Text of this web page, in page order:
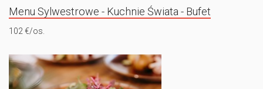
Menu Sylwestrowe - Kuchnie Świata - Bufet
102 €/os.